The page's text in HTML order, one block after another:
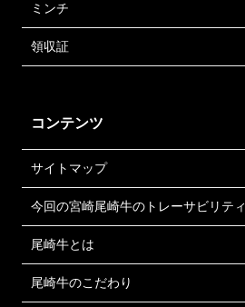
ミンチ
領収証
コンテンツ
サイトマップ
今回の宮崎尾崎牛のトレーサビリティ
尾崎牛とは
尾崎牛のこだわり